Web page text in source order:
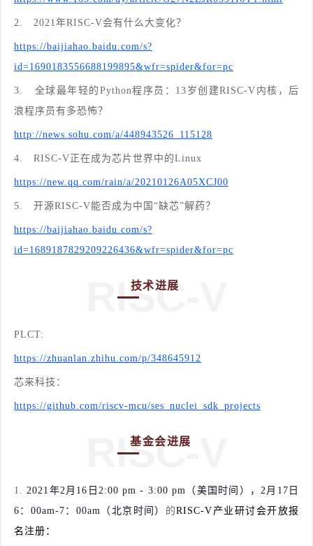
2. 2021年RISC-V会有什么大变化？
https://baijiahao.baidu.com/s?
id=1690183556688199895&wfr=spider&for=pc
3.
全球最年轻的Python程序员：13岁创建RISC-V内核，后
浪程序员有多恐怖？
http://news.sohu.com/a/448943526_115128
4. RISC-V正在成为芯片世界中的Linux
https://new.qq.com/rain/a/20210126A05XCJ00
5. 开源RISC-V能否成为中国“缺芯”解药？
https://baijiahao.baidu.com/s?
id=1689187829209226436&wfr=spider&for=pc
RISC-V
技术进展
PLCT:
https://zhuanlan.zhihu.com/p/348645912
芯来科技：
https://github.com/riscv-mcu/ses_nuclei_sdk_projects
RISC-V
基金会进展
1. 2021年2月16日2:00 pm - 3:00 pm
（美国时间），2月17日
6：00am-7：00am（北京时间） 的RISC-V产业研讨会开放报
名注册：